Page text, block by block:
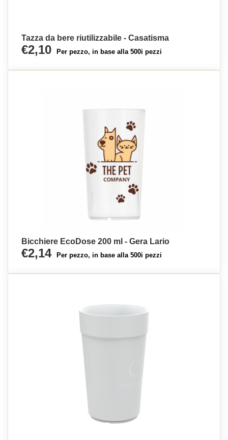
Tazza da bere riutilizzabile - Casatisma
€2,10 Per pezzo, in base alla 500i pezzi
Bicchiere EcoDose 200 ml - Gera Lario
€2,14 Per pezzo, in base alla 500i pezzi